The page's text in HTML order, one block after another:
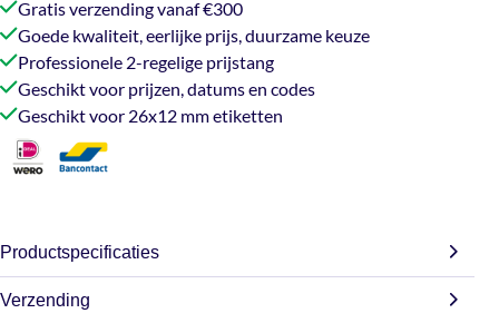
Gratis verzending vanaf €300
Goede kwaliteit, eerlijke prijs, duurzame keuze
Professionele 2-regelige prijstang
Geschikt voor prijzen, datums en codes
Geschikt voor 26x12 mm etiketten
Productspecificaties
Verzending